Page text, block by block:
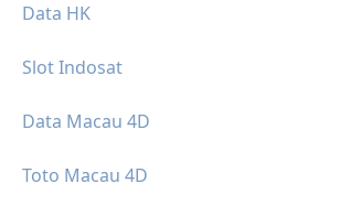
Data HK
Slot Indosat
Data Macau 4D
Toto Macau 4D